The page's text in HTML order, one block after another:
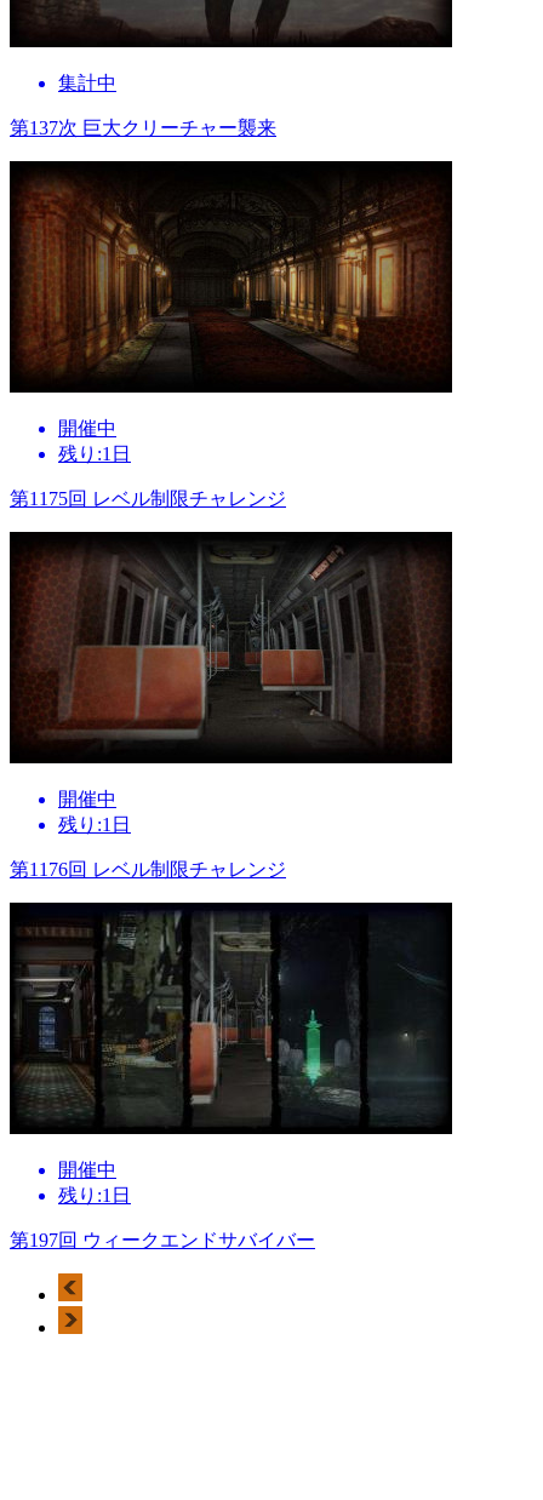
集計中
第137次 巨大クリーチャー襲来
開催中
残り:1日
第1175回 レベル制限チャレンジ
開催中
残り:1日
第1176回 レベル制限チャレンジ
開催中
残り:1日
第197回 ウィークエンドサバイバー